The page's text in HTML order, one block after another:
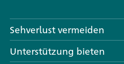
Sehverlust vermeiden
Unterstützung bieten